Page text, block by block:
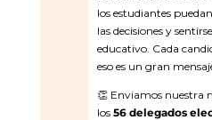
los estudiantes
las decisiones y
educativo. Cada
eso es un gran
👏Enviamos nuestra
los 56 delegados